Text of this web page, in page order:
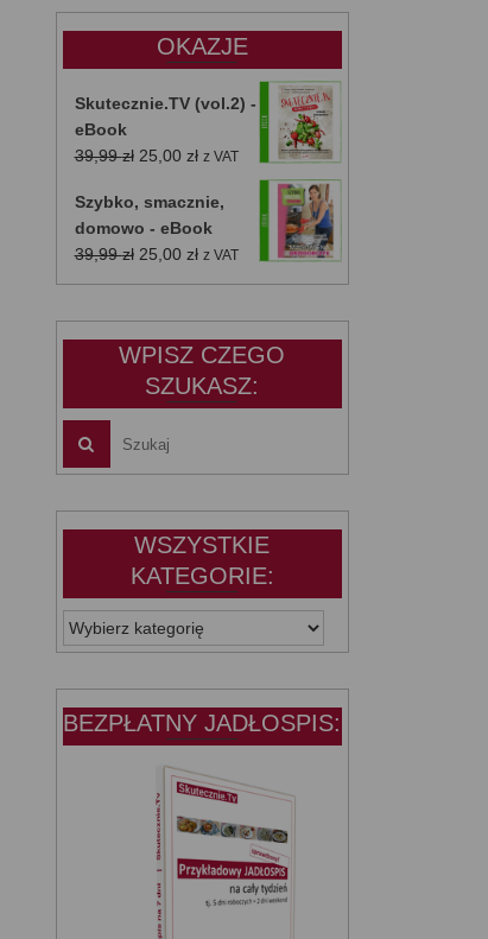
OKAZJE
Skutecznie.TV (vol.2) -
eBook
39,99zł Pierwotna
wynosiła:
39,99 zł.
25,00 złAktualna
wynosi:
25,00 zł.
z VAT
Szybko, smacznie,
domowo - eBook
39,99zł Pierwotna
cena
25,00 złAktualna
cena
z VAT
WPISZ CZEGO
SZUKASZ:
WSZYSTKIE
KATEGORIE:
WSZYSTKIE
KATEGORIE:
BEZPŁATNY JADŁOSPIS: